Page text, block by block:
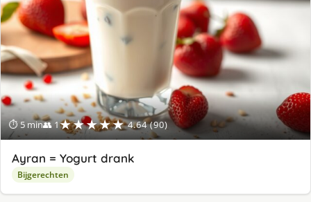
⏱ 5 min👥 1★★★★★ 4.64 (90)
Ayran = Yogurt drank
Bijgerechten